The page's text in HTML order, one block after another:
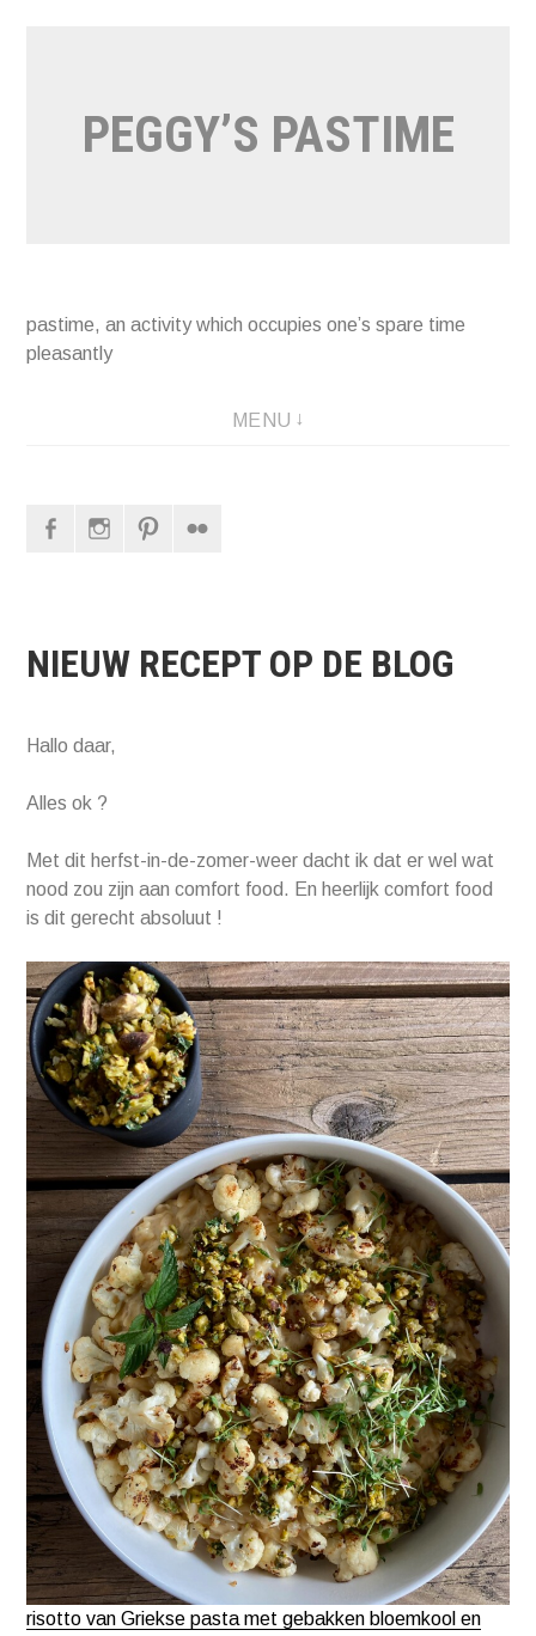
springenPEGGY’S PASTIME
pastime, an activity which occupies one’s spare time
pleasantly
MENU
FacebookInstagram
NIEUW RECEPT OP DE BLOG
Hallo daar,
Alles ok ?
Met dit herfst-in-de-zomer-weer dacht ik dat er wel wat
nood zou zijn aan comfort food. En heerlijk comfort food
is dit gerecht absoluut !
risotto van Griekse pasta met gebakken bloemkool en